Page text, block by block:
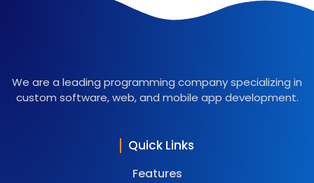
We are a leading programming company specializing in
custom software, web, and mobile app development.
Quick Links
Features